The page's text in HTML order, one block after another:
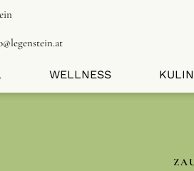
WELLNESS